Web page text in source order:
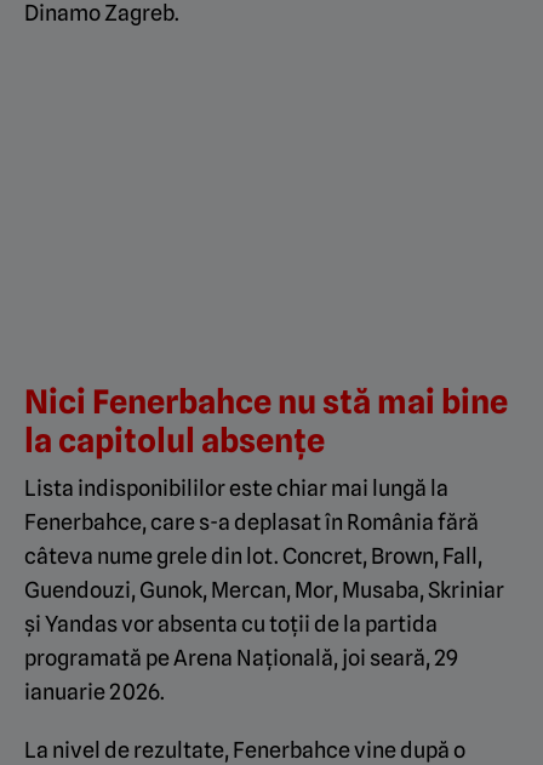
Dinamo Zagreb.
Nici Fenerbahce nu stă mai bine
la capitolul absențe
Lista indisponibililor este chiar mai lungă la
Fenerbahce, care s-a deplasat în România fără
câteva nume grele din lot. Concret, Brown, Fall,
Guendouzi, Gunok, Mercan, Mor, Musaba, Skriniar
și Yandas vor absenta cu toții de la partida
programată pe Arena Națională, joi seară, 29
ianuarie 2026.
La nivel de rezultate, Fenerbahce vine după o